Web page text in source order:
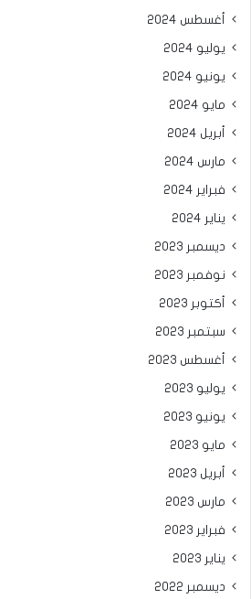
أغسطس 2024
يوليو 2024
يونيو 2024
مايو 2024
أبريل 2024
مارس 2024
فبراير 2024
يناير 2024
ديسمبر 2023
نوفمبر 2023
أكتوبر 2023
سبتمبر 2023
أغسطس 2023
يوليو 2023
يونيو 2023
مايو 2023
أبريل 2023
مارس 2023
فبراير 2023
يناير 2023
ديسمبر 2022